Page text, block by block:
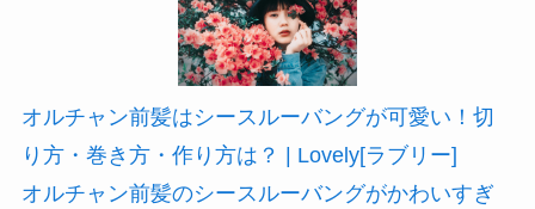
オルチャン前髪はシースルーバングが可愛い！切
り方・巻き方・作り方は？ | Lovely[ラブリー]
オルチャン前髪のシースルーバングがかわいすぎ